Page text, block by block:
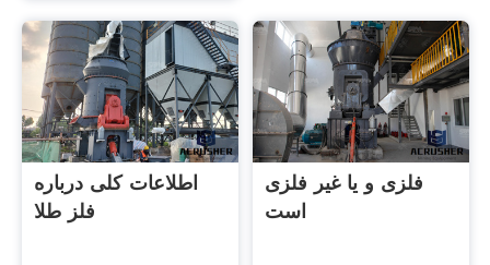
اطلاعات کلی درباره
فلز طلا
فلزی و یا غیر فلزی
است